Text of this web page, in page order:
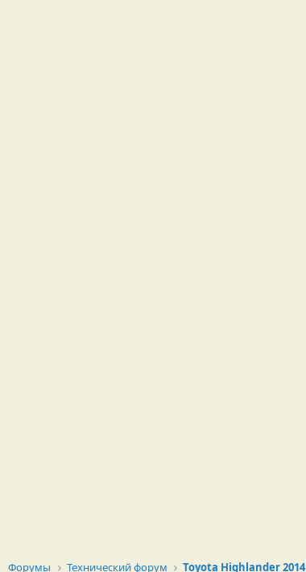
Форумы Технический форум Toyota Highlander 2014